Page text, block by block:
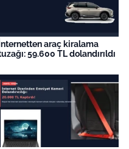
İnternetten araç kiralama
59.600 TL dolandırıldı